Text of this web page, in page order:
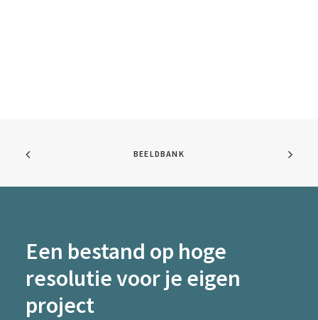
BEELDBANK
Een bestand op hoge
resolutie voor je eigen
project